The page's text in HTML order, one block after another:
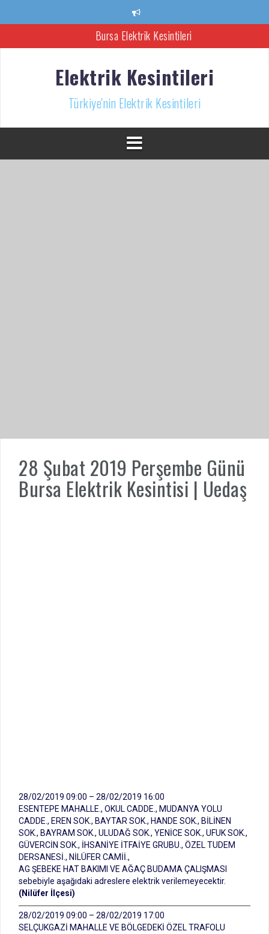
Bursa Elektrik Kesintileri
Türkiye’nin Elektrik Kesintileri Haber Kaynağı
İzmir Elektrik Kesintisi
Elektrik Kesintileri
Türkiye'nin Elektrik Kesintileri
28 Şubat 2019 Perşembe Günü
Bursa Elektrik Kesintisi | Uedaş
28/02/2019 09:00 – 28/02/2019 16:00
ESENTEPE MAHALLE., OKUL CADDE., MUDANYA YOLU
CADDE., EREN SOK., BAYTAR SOK., HANDE SOK., BİLİNEN
SOK., BAYRAM SOK., ULUDAĞ SOK., YENİCE SOK., UFUK SOK.,
GÜVERCİN SOK., İHSANİYE İTFAİYE GRUBU., ÖZEL TUDEM
DERSANESİ., NİLÜFER CAMİİ.,
AG ŞEBEKE HAT BAKIMI VE AĞAÇ BUDAMA ÇALIŞMASI
sebebiyle aşağıdaki adreslere elektrik verilemeyecektir.
(Nilüfer İlçesi)
28/02/2019 09:00 – 28/02/2019 17:00
SELÇUKGAZİ MAHALLE VE BÖLGEDEKİ ÖZEL TRAFOLU